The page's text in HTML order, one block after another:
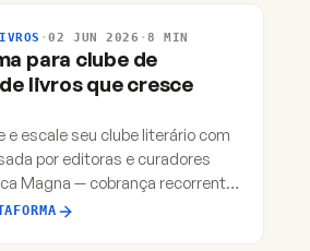
·02 JUN 2026 ·8 MIN
para clube de
livros que cresce
e escale seu clube literário com
por editoras e curadores
Magna — cobrança recorrente,
logística integrada.